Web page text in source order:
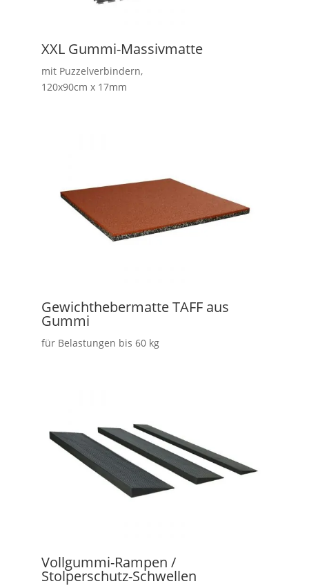
XXL Gummi-Massivmatte
mit Puzzelverbindern,
120x90cm x 17mm
Gewichthebermatte TAFF aus
Gummi
für Belastungen bis 60 kg
Vollgummi-Rampen /
Stolperschutz-Schwellen